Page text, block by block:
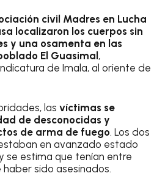
civil Madres en Lucha
localizaron los cuerpos sin
y una osamenta en las
El Guasimal,
de Imala, al oriente de
lasvíctimas se
de desconocidas y
de arma de fuego. Los dos
en avanzado estado
se estima que tenían entre
sido asesinados.